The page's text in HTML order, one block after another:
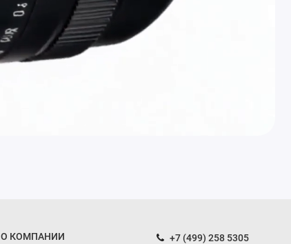
О КОМПАНИИ +7 (499) 258 5305